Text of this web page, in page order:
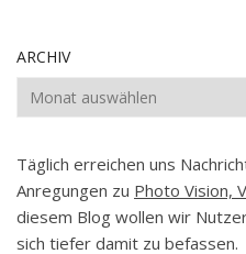
ARCHIV
Archiv
Täglich erreichen uns
Anregungen zu Photo Vision,
diesem Blog wollen wir
sich tiefer damit zu befassen.